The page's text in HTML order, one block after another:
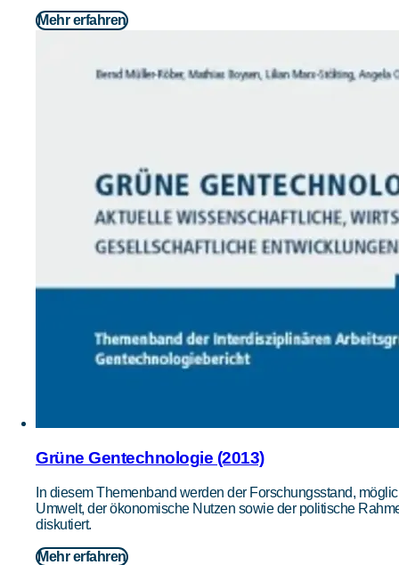
Mehr erfahren
Grüne Gentechnologie (2013)
In diesem Themenband werden der Forschungsstand,
Umwelt, der ökonomische Nutzen sowie der politische
diskutiert.
Mehr erfahren